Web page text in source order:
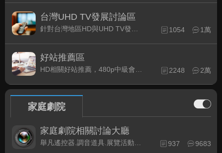
台灣UHD TV發展討論區
1054 1萬
好站推薦區
HD相關好站推薦，480p中級會員以上限定 2248 2萬
家庭劇院
家庭劇院相關討論大廳
937 9683